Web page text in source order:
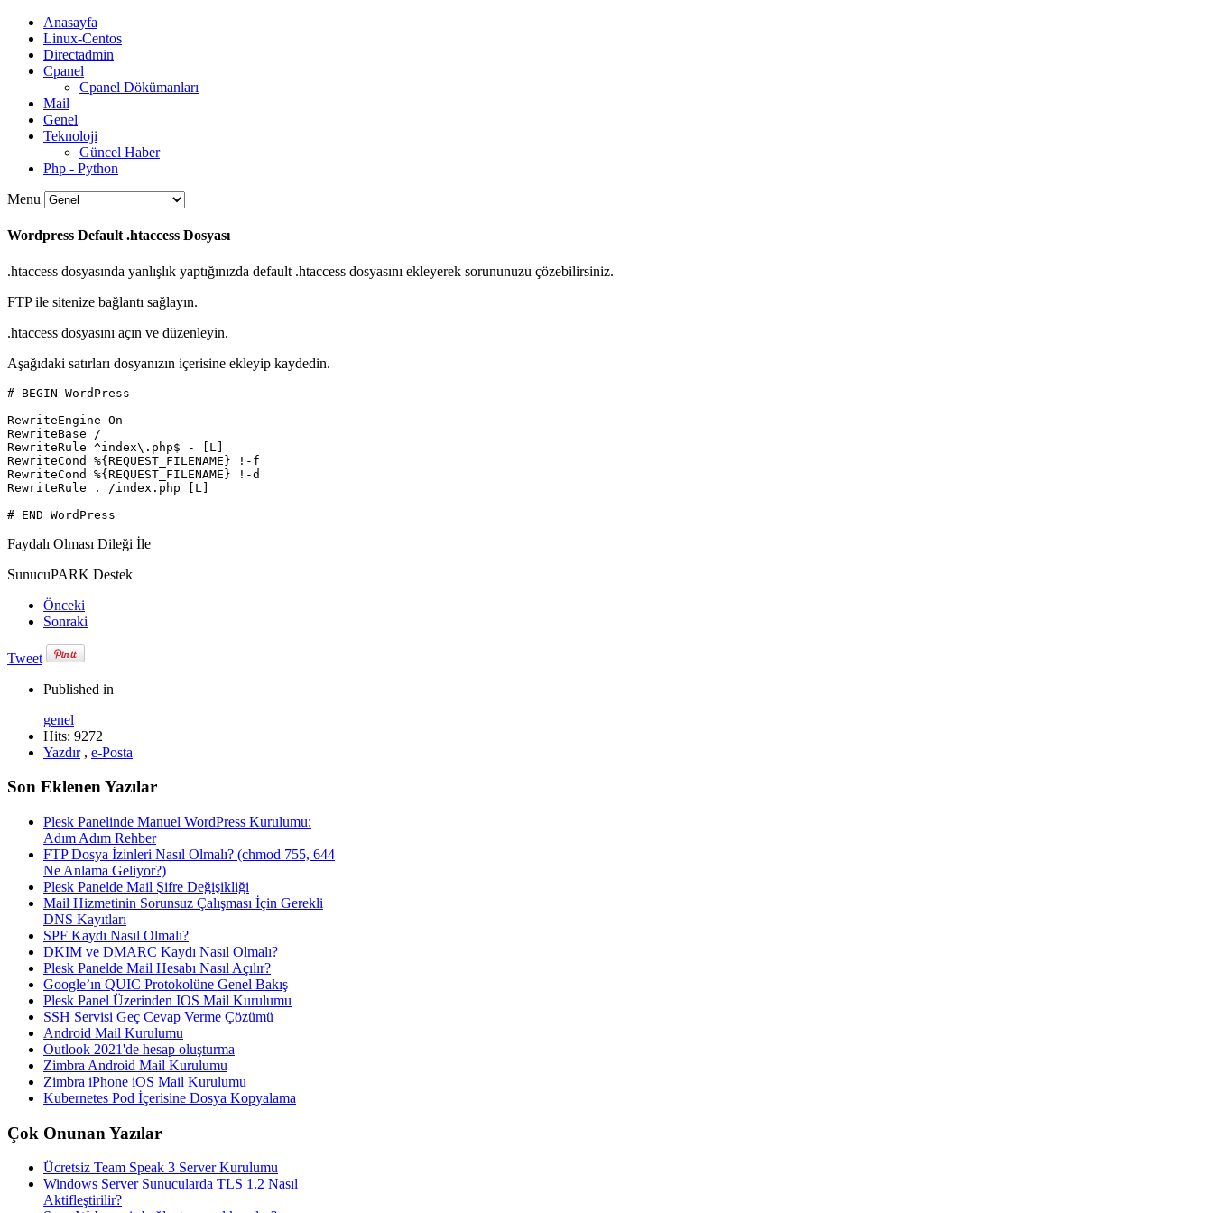
Anasayfa
Linux-Centos
Directadmin
Cpanel
Cpanel Dökümanları
Mail
Genel
Teknoloji
Güncel Haber
Php - Python
Menu
Wordpress Default .htaccess Dosyası
.htaccess dosyasında yanlışlık yaptığınızda default .htaccess dosyasını ekleyerek sorununuzu çözebilirsiniz.
FTP ile sitenize bağlantı sağlayın.
.htaccess dosyasını açın ve düzenleyin.
Aşağıdaki satırları dosyanızın içerisine ekleyip kaydedin.
# BEGIN WordPress
RewriteEngine On
RewriteBase /
RewriteRule ^index\.php$ - [L]
RewriteCond %{REQUEST_FILENAME} !-f
RewriteCond %{REQUEST_FILENAME} !-d
RewriteRule . /index.php [L]
# END WordPress
Faydalı Olması Dileği İle
SunucuPARK Destek
Önceki
Sonraki
Tweet
Published in
genel
Hits: 9272
Yazdır, e-Posta
Son Eklenen Yazılar
Plesk Panelinde Manuel WordPress Kurulumu:
Adım Adım Rehber
FTP Dosya İzinleri Nasıl Olmalı? (chmod 755, 644
Ne Anlama Geliyor?)
Plesk Panelde Mail Şifre Değişikliği
Mail Hizmetinin Sorunsuz Çalışması İçin Gerekli
DNS Kayıtları
SPF Kaydı Nasıl Olmalı?
DKIM ve DMARC Kaydı Nasıl Olmalı?
Plesk Panelde Mail Hesabı Nasıl Açılır?
Google’ın QUIC Protokolüne Genel Bakış
Plesk Panel Üzerinden IOS Mail Kurulumu
SSH Servisi Geç Cevap Verme Çözümü
Android Mail Kurulumu
Outlook 2021'de hesap oluşturma
Zimbra Android Mail Kurulumu
Zimbra iPhone iOS Mail Kurulumu
Kubernetes Pod İçerisine Dosya Kopyalama
Çok Onunan Yazılar
Ücretsiz Team Speak 3 Server Kurulumu
Windows Server Sunucularda TLS 1.2 Nasıl
Aktifleştirilir?